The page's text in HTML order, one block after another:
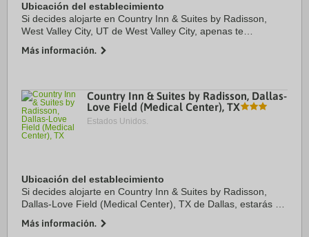
Ubicación del establecimiento
Si decides alojarte en Country Inn & Suites by Radisson,
West Valley City, UT de West Valley City, apenas te
de convenciones Salt Palace. Además, ...
Más información.
Country Inn & Suites by Radisson, Dallas-
Love Field (Medical Center), TX
Estados Unidos.
Ubicación del establecimiento
Si decides alojarte en Country Inn & Suites by Radisson,
Dallas-Love Field (Medical Center), TX de Dallas, estarás en
Universidad de Dallas y a 7 de Museo ...
Más información.